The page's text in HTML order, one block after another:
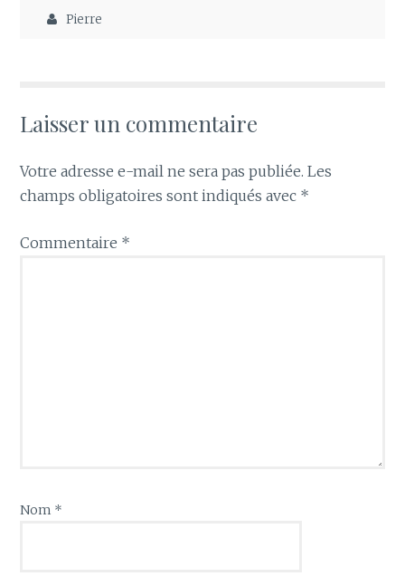
Pierre
Laisser un commentaire
Votre adresse e-mail ne sera pas publiée. Les
champs obligatoires sont indiqués avec *
Commentaire *
Nom *